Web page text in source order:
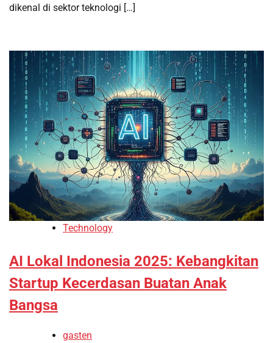
dikenal di sektor teknologi […]
Technology
AI Lokal Indonesia 2025: Kebangkitan
Startup Kecerdasan Buatan Anak
Bangsa
gasten